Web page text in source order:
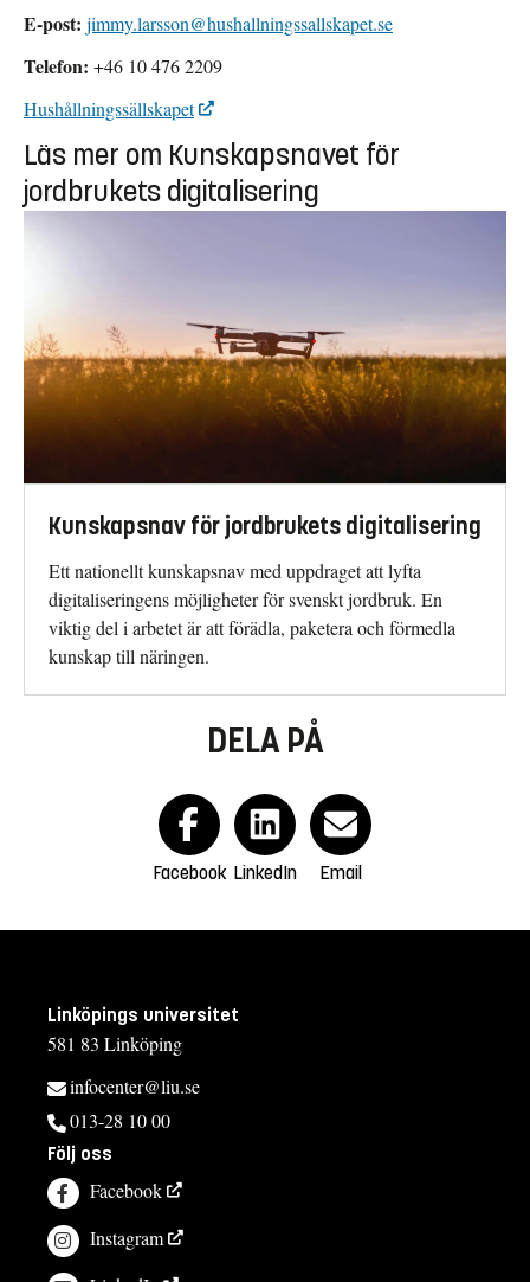
E-post: jimmy.larsson@hushallningssallskapet.se
Telefon: +46 10 476 2209
Hushållningssällskapet
Läs mer om Kunskapsnavet för
jordbrukets digitalisering
Kunskapsnav för jordbrukets digitalisering
Ett nationellt kunskapsnav med uppdraget att lyfta
digitaliseringens möjligheter för svenskt jordbruk. En
viktig del i arbetet är att förädla, paketera och förmedla
kunskap till näringen.
DELA PÅ
Facebook LinkedIn Email
Linköpings universitet
581 83 Linköping
infocenter@liu.se
013-28 10 00
Följ oss
Facebook
Instagram